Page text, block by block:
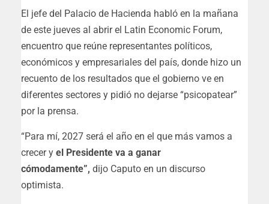
El jefe del Palacio de Hacienda habló en la mañana
de este jueves al abrir el Latin Economic Forum,
encuentro que reúne representantes políticos,
económicos y empresariales del país, donde hizo un
recuento de los resultados que el gobierno ve en
diferentes sectores y pidió no dejarse “psicopatear”
por la prensa.
“Para mí, 2027 será el año en el que más vamos a
crecer y el Presidente va a ganar
cómodamente”, dijo Caputo en un discurso
optimista.